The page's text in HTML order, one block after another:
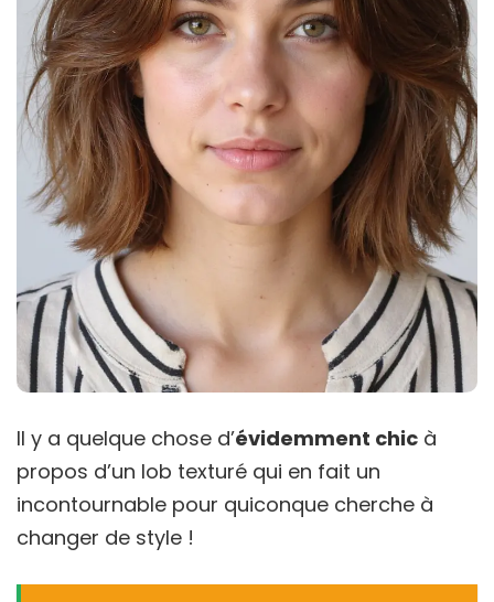
Il y a quelque chose d’évidemment chic à
propos d’un lob texturé qui en fait un
incontournable pour quiconque cherche à
changer de style !